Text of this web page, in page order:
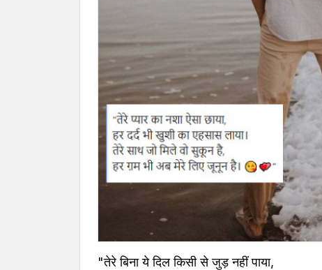
"तेरे बिना ये दिल किसी से जुड़ नहीं पाया,